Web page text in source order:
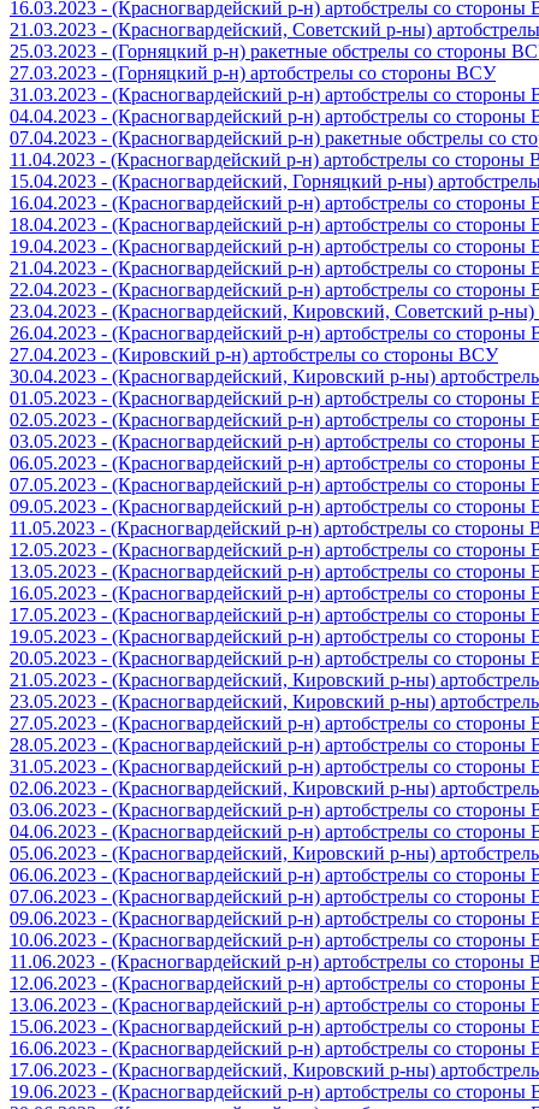
16.03.2023 - (Красногвардейский р-н) артобстрелы со
21.03.2023 - (Красногвардейский, Советский р-ны)
25.03.2023 - (Горняцкий р-н) ракетные обстрелы со стороны
27.03.2023 - (Горняцкий р-н) артобстрелы со стороны ВСУ
31.03.2023 - (Красногвардейский р-н) артобстрелы со
04.04.2023 - (Красногвардейский р-н) артобстрелы со
07.04.2023 - (Красногвардейский р-н) ракетные обстрелы со
11.04.2023 - (Красногвардейский р-н) артобстрелы со стороны
15.04.2023 - (Красногвардейский, Горняцкий р-ны)
16.04.2023 - (Красногвардейский р-н) артобстрелы со
18.04.2023 - (Красногвардейский р-н) артобстрелы со
19.04.2023 - (Красногвардейский р-н) артобстрелы со
21.04.2023 - (Красногвардейский р-н) артобстрелы со
22.04.2023 - (Красногвардейский р-н) артобстрелы со
23.04.2023 - (Красногвардейский, Кировский, Советский р-
26.04.2023 - (Красногвардейский р-н) артобстрелы со
27.04.2023 - (Кировский р-н) артобстрелы со стороны ВСУ
30.04.2023 - (Красногвардейский, Кировский р-ны)
01.05.2023 - (Красногвардейский р-н) артобстрелы со
02.05.2023 - (Красногвардейский р-н) артобстрелы со
03.05.2023 - (Красногвардейский р-н) артобстрелы со
06.05.2023 - (Красногвардейский р-н) артобстрелы со
07.05.2023 - (Красногвардейский р-н) артобстрелы со
09.05.2023 - (Красногвардейский р-н) артобстрелы со
11.05.2023 - (Красногвардейский р-н) артобстрелы со стороны
12.05.2023 - (Красногвардейский р-н) артобстрелы со
13.05.2023 - (Красногвардейский р-н) артобстрелы со
16.05.2023 - (Красногвардейский р-н) артобстрелы со
17.05.2023 - (Красногвардейский р-н) артобстрелы со
19.05.2023 - (Красногвардейский р-н) артобстрелы со
20.05.2023 - (Красногвардейский р-н) артобстрелы со
21.05.2023 - (Красногвардейский, Кировский р-ны)
23.05.2023 - (Красногвардейский, Кировский р-ны)
27.05.2023 - (Красногвардейский р-н) артобстрелы со
28.05.2023 - (Красногвардейский р-н) артобстрелы со
31.05.2023 - (Красногвардейский р-н) артобстрелы со
02.06.2023 - (Красногвардейский, Кировский р-ны)
03.06.2023 - (Красногвардейский р-н) артобстрелы со
04.06.2023 - (Красногвардейский р-н) артобстрелы со
05.06.2023 - (Красногвардейский, Кировский р-ны)
06.06.2023 - (Красногвардейский р-н) артобстрелы со
07.06.2023 - (Красногвардейский р-н) артобстрелы со
09.06.2023 - (Красногвардейский р-н) артобстрелы со
10.06.2023 - (Красногвардейский р-н) артобстрелы со
11.06.2023 - (Красногвардейский р-н) артобстрелы со стороны
12.06.2023 - (Красногвардейский р-н) артобстрелы со
13.06.2023 - (Красногвардейский р-н) артобстрелы со
15.06.2023 - (Красногвардейский р-н) артобстрелы со
16.06.2023 - (Красногвардейский р-н) артобстрелы со
17.06.2023 - (Красногвардейский, Кировский р-ны)
19.06.2023 - (Красногвардейский р-н) артобстрелы со